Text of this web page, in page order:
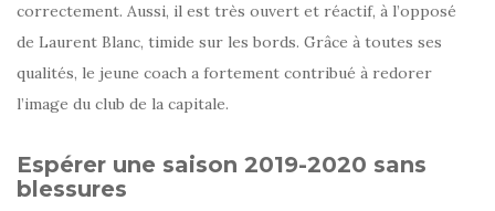
correctement. Aussi, il est très ouvert et réactif, à l’opposé
de Laurent Blanc, timide sur les bords. Grâce à toutes ses
qualités, le jeune coach a fortement contribué à redorer
l’image du club de la capitale.
Espérer une saison 2019-2020 sans
blessures